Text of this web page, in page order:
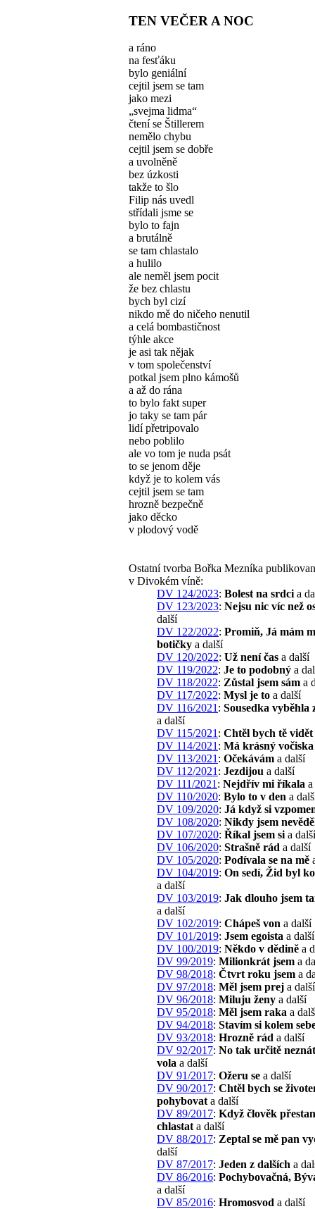
TEN VEČER A NOC
a ráno
na fesťáku
bylo geniální
cejtil jsem se tam
jako mezi
„svejma lidma“
čtení se Štillerem
nemělo chybu
cejtil jsem se dobře
a uvolněně
bez úzkosti
takže to šlo
Filip nás uvedl
střídali jsme se
bylo to fajn
a brutálně
se tam chlastalo
a hulilo
ale neměl jsem pocit
že bez chlastu
bych byl cizí
nikdo mě do ničeho nenutil
a celá bombastičnost
týhle akce
je asi tak nějak
v tom společenství
potkal jsem plno kámošů
a až do rána
to bylo fakt super
jo taky se tam pár
lidí přetripovalo
nebo poblilo
ale vo tom je nuda psát
to se jenom děje
když je to kolem vás
cejtil jsem se tam
hrozně bezpečně
jako děcko
v plodový vodě
Ostatní tvorba Bořka Mezníka
v Divokém víně:
DV 124/2023: Bolest na srdci a
DV 123/2023: Nejsu nic víc než
další
DV 122/2022: Promiň, Já mám
botičky a další
DV 120/2022: Už není čas a další
DV 119/2022: Je to podobný a
DV 118/2022: Zůstal jsem sám a
DV 117/2022: Mysl je to a další
DV 116/2021 : Sousedka vyběhla
a další
DV 115/2021 : Chtěl bych tě vidět
DV 114/2021 : Má krásný vočiska
DV 113/2021 : Očekávám a další
DV 112/2021 : Jezdijou a další
DV 111/2021 : Nejdřív mi říkala
DV 110/2020: Bylo to v den a
DV 109/2020: Já když si
DV 108/2020: Nikdy jsem
DV 107/2020: Říkal jsem si a další
DV 106/2020: Strašně rád a další
DV 105/2020: Podívala se na mě
DV 104/2019: On sedí, Žid byl
a další
DV 103/2019: Jak dlouho jsem
a další
DV 102/2019: Chápeš von a další
DV 101/2019: Jsem egoista a další
DV 100/2019: Někdo v dědině a
DV 99/2019: Milionkrát jsem a
DV 98/2018: Čtvrt roku jsem a
DV 97/2018: Měl jsem prej a další
DV 96/2018: Miluju ženy a další
DV 95/2018: Měl jsem raka a
DV 94/2018: Stavím si kolem
DV 93/2018: Hrozně rád a další
DV 92/2017: No tak určitě
vola a další
DV 91/2017: Ožeru se a další
DV 90/2017: Chtěl bych se
pohybovat a další
DV 89/2017: Když člověk
chlastat a další
DV 88/2017: Zeptal se mě pan
další
DV 87/2017: Jeden z dalších a
DV 86/2016: Pochybovačná,
a další
DV 85/2016: Hromosvod a další